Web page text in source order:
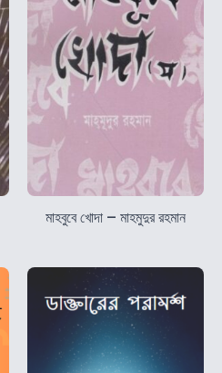
মাহবুবে খোদা – মাহমুদুর রহমান